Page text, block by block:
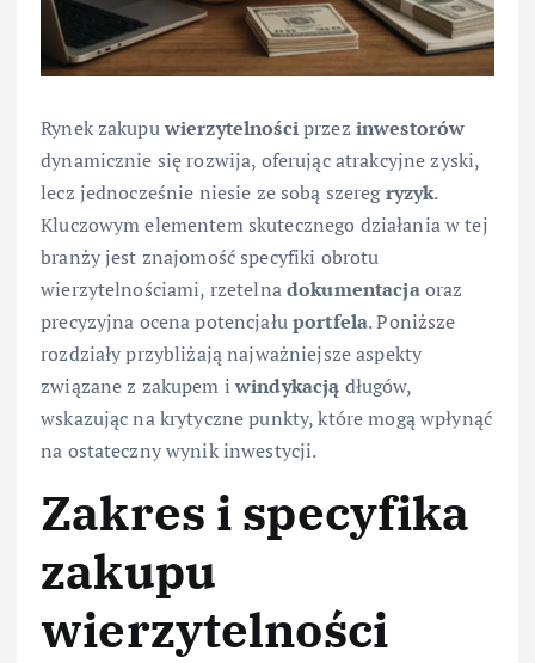
Rynek zakupuwierzytelnościprzez inwestorów
dynamicznie się rozwija, oferując atrakcyjne zyski,
lecz jednocześnie niesie ze sobą szeregryzyk.
Kluczowym elementem skutecznego działania w tej
branży jest znajomość specyfiki obrotu
wierzytelnościami, rzetelnadokumentacjaoraz
precyzyjna ocena potencjałuportfela. Poniższe
rozdziały przybliżają najważniejsze aspekty
związane z zakupem iwindykacją długów,
wskazując na krytyczne punkty, które mogą wpłynąć
na ostateczny wynik inwestycji.
Zakres i specyfika
zakupu
wierzytelności